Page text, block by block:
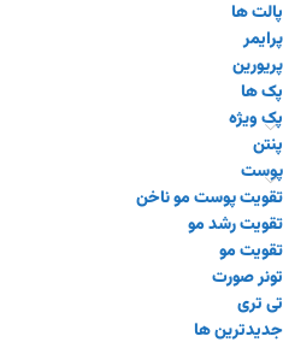
پالت ها
پرایمر
پریورین
پک ها
پک ویژه
پنتن
پوست
تقویت پوست مو ناخن
تقویت رشد مو
تقویت مو
تونر صورت
تی تری
جدیدترین ها